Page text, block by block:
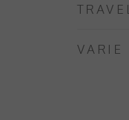
TRAVEL
VARIE